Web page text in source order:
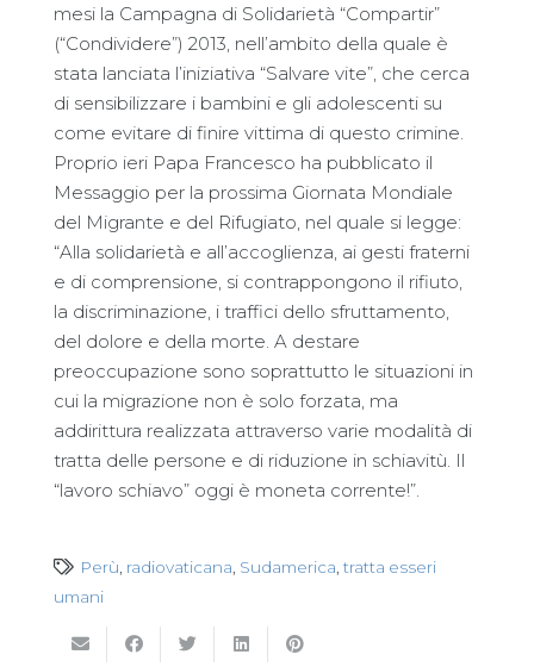
mesi la Campagna di Solidarietà “Compartir”
(“Condividere”) 2013, nell’ambito della quale è
stata lanciata l’iniziativa “Salvare vite”, che cerca
di sensibilizzare i bambini e gli adolescenti su
come evitare di finire vittima di questo crimine.
Proprio ieri Papa Francesco ha pubblicato il
Messaggio per la prossima Giornata Mondiale
del Migrante e del Rifugiato, nel quale si legge:
“Alla solidarietà e all’accoglienza, ai gesti fraterni
e di comprensione, si contrappongono il rifiuto,
la discriminazione, i traffici dello sfruttamento,
del dolore e della morte. A destare
preoccupazione sono soprattutto le situazioni in
cui la migrazione non è solo forzata, ma
addirittura realizzata attraverso varie modalità di
tratta delle persone e di riduzione in schiavitù. Il
“lavoro schiavo” oggi è moneta corrente!”.
Perù radiovaticana Sudamerica ,tratta esseri
umani